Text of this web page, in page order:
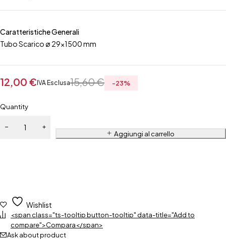
Caratteristiche Generali
Tubo Scarico ø 29×1500 mm
15,60€
12,00 € IVA Esclusa -23%
Quantity
Aggiungi al carrello
Wishlist
<span class="ts-tooltip button-tooltip" data-title="Add to
compare">Compara</span>
Ask about product